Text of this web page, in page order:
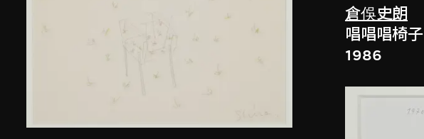
倉俁史朗
唱唱唱椅子
1986